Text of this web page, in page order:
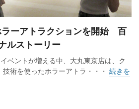
旬以降、寒暖差に対応できるジャケ
に動きがあった。インバウンドは、
ブランドをはじめとする高額品が堅
増）、新宿店（13.8%増）、日本
で、大宮店（8.0％減）、堺店
ラーアトラクションを開始 百
ルストーリー
ベントが増える中、大丸東京店は、ク
術を使ったホラーアトラ・・・ 続きを